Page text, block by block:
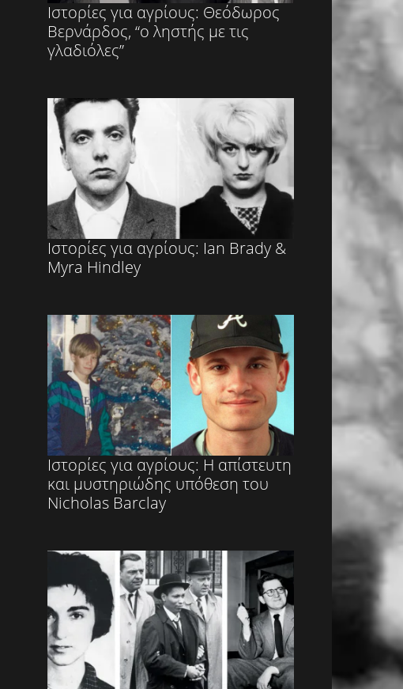
Ιστορίες για αγρίους: Θεόδωρος
Βερνάρδος, “ο ληστής με τις
γλαδιόλες”
Ιστορίες για αγρίους: Ian Brady &
Myra Hindley
Ιστορίες για αγρίους: Η απίστευτη
και μυστηριώδης υπόθεση του
Nicholas Barclay